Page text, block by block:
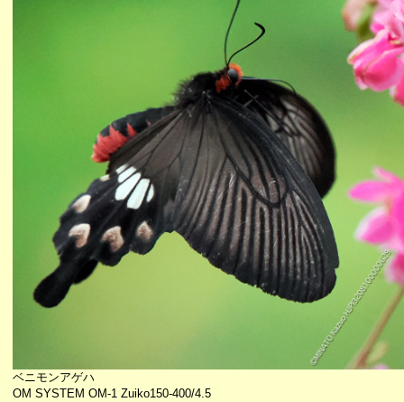
ベニモンアゲハ
OM SYSTEM OM-1 Zuiko150-400/4.5